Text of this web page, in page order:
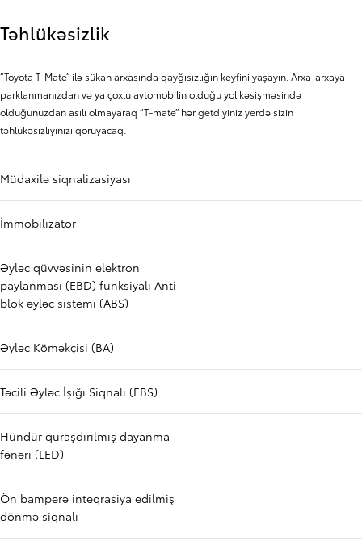
Təhlükəsizlik
“Toyota T-Mate” ilə sükan arxasında qayğısızlığın keyfini yaşayın. Arxa-arxaya
parklanmanızdan və ya çoxlu avtomobilin olduğu yol kəsişməsində
olduğunuzdan asılı olmayaraq “T-mate” hər getdiyiniz yerdə sizin
təhlükəsizliyinizi qoruyacaq.
Müdaxilə siqnalizasiyası
İmmobilizator
Əyləc qüvvəsinin elektron
paylanması (EBD) funksiyalı Anti-
blok əyləc sistemi (ABS)
Əyləc Köməkçisi (BA)
Təcili Əyləc İşığı Siqnalı (EBS)
Hündür quraşdırılmış dayanma
fənəri (LED)
Ön bamperə inteqrasiya edilmiş
dönmə siqnalı